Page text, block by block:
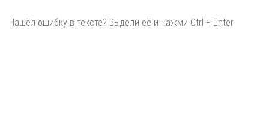
Нашёл ошибку в тексте? Выдели её и нажми Ctrl + Enter